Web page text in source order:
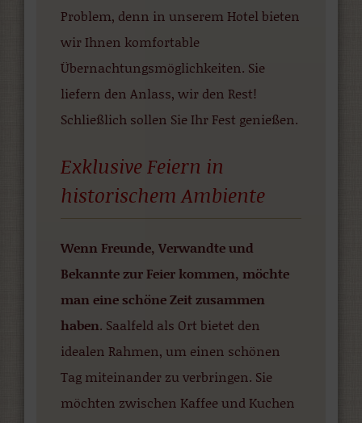
Problem, denn in unserem Hotel bieten
wir Ihnen komfortable
Übernachtungsmöglichkeiten. Sie
liefern den Anlass, wir den Rest!
Schließlich sollen Sie Ihr Fest genießen.
Exklusive Feiern in
historischem Ambiente
Wenn Freunde, Verwandte und
Bekannte zur Feier kommen, möchte
man eine schöne Zeit zusammen
haben. Saalfeld als Ort bietet den
idealen Rahmen, um einen schönen
Tag miteinander zu verbringen. Sie
möchten zwischen Kaffee und Kuchen